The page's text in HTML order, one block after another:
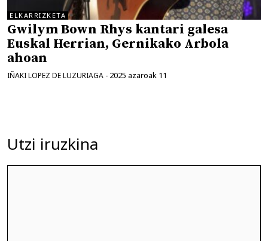
ELKARRIZKETA
Gwilym Bown Rhys kantari galesa
Euskal Herrian, Gernikako Arbola
ahoan
IÑAKI LOPEZ DE LUZURIAGA - 2025 azaroak 11
Utzi iruzkina